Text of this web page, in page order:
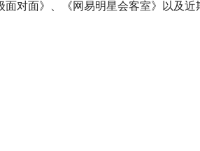
对面》、《网易明星会客室》以及